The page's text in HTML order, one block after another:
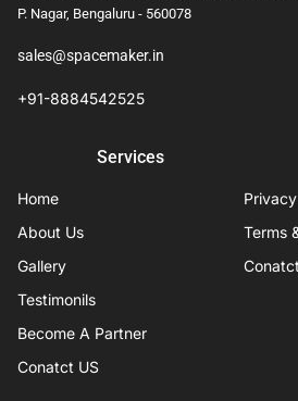
P. Nagar, Bengaluru - 560078
sales@spacemaker.in
+91-8884542525
Services
Home
About Us
Gallery
Testimonils
Become A Partner
Conatct US
Terms